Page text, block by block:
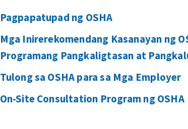
Pagpapatupad ng OSHA
Mga Inirerekomendang Kasanayan ng
Programang Pangkaligtasan at
Tulong sa OSHA para sa Mga Employer
On-Site Consultation Program ng OSHA